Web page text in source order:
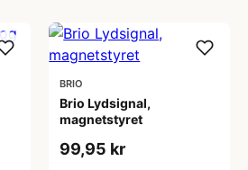
BRIO
Brio Lydsignal,
magnetstyret
99,95 kr